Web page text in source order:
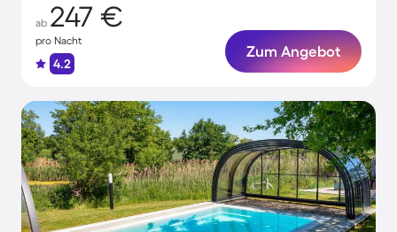
ab 247 €
pro Nacht
4.2
Zum Angebot